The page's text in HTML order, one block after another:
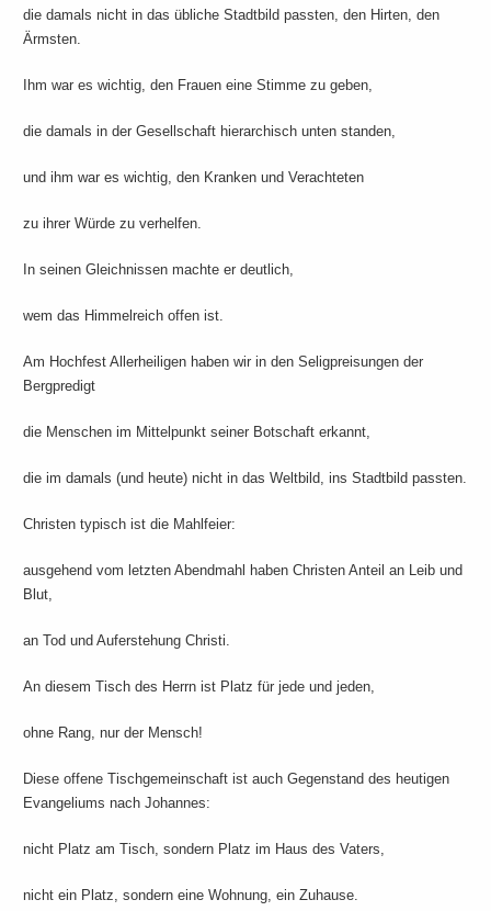
die damals nicht in das übliche Stadtbild passten, den Hirten, den
Ärmsten.
Ihm war es wichtig, den Frauen eine Stimme zu geben,
die damals in der Gesellschaft hierarchisch unten standen,
und ihm war es wichtig, den Kranken und Verachteten
zu ihrer Würde zu verhelfen.
In seinen Gleichnissen machte er deutlich,
wem das Himmelreich offen ist.
Am Hochfest Allerheiligen haben wir in den Seligpreisungen der
Bergpredigt
die Menschen im Mittelpunkt seiner Botschaft erkannt,
die im damals (und heute) nicht in das Weltbild, ins Stadtbild passten.
Christen typisch ist die Mahlfeier:
ausgehend vom letzten Abendmahl haben Christen Anteil an Leib und
Blut,
an Tod und Auferstehung Christi.
An diesem Tisch des Herrn ist Platz für jede und jeden,
ohne Rang, nur der Mensch!
Diese offene Tischgemeinschaft ist auch Gegenstand des heutigen
Evangeliums nach Johannes:
nicht Platz am Tisch, sondern Platz im Haus des Vaters,
nicht ein Platz, sondern eine Wohnung, ein Zuhause.